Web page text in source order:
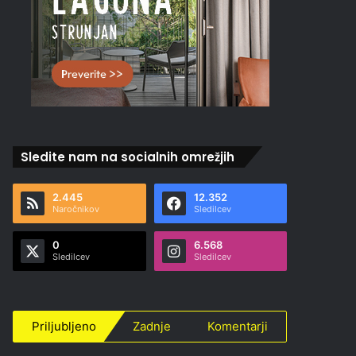
Sledite nam na socialnih omrežjih
2.445
Naročnikov
12.352
Sledilcev
0
Sledilcev
6.568
Sledilcev
Priljubljeno Zadnje Komentarji